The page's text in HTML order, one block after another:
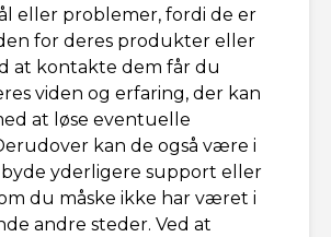
eller problemer, fordi de er
for deres produkter eller
at kontakte dem får du
viden og erfaring, der kan
at løse eventuelle
kan de også være i
yderligere support eller
du måske ikke har været i
andre steder. Ved at